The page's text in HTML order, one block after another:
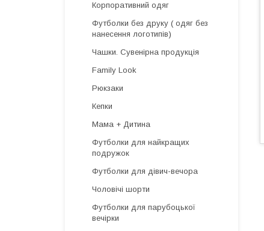
Корпоративний одяг
Футболки без друку ( одяг без
нанесення логотипів)
Чашки. Сувенірна продукція
Family Look
Рюкзаки
Кепки
Мама + Дитина
Футболки для найкращих
подружок
Футболки для дівич-вечора
Чоловічі шорти
Футболки для парубоцької
вечірки